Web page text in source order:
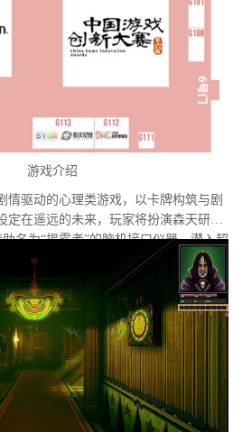
游戏介绍
情驱动的心理类游戏，以卡牌构筑与剧
在遥远的未来，玩家将扮演森天研究
名为“揭露者”的脑机接口仪器，潜入超
世界。索菲亚正面临意识异化的危机，
试图夺取她的主体性。玩家需要在扭曲
谜，直面潜藏于她意识深处的心魔与梦
魇。